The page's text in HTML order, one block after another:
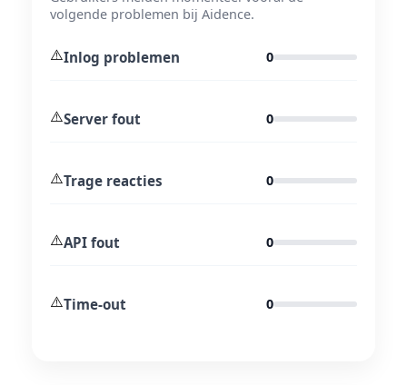
volgende problemen bij Aidence.
⚠️Inlog problemen 0
⚠️Server fout 0
⚠️Trage reacties 0
⚠️API fout 0
⚠️Time-out 0